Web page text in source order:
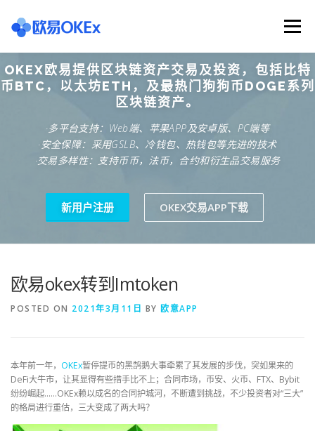
content
Menu
欧意交易所 关于欧意OKX 欧意APP下载
欧意注册网址 欧意交易下载 欧意团队
OKEX欧易提供区块链资产交易及投资，包括比特
币BTC，以太坊ETH，及最热门狗狗币DOGE系列
区块链资产。
·多平台支持：Web端、苹果APP及安卓版、PC端等
·安全保障：采用GSLB、冷钱包、热钱包等先进的技术
·交易多样性：支持币币，法币，合约和衍生品交易服务
新用户注册 OKEX交易APP下载
欧易okex转到Imtoken
POSTED ON 2021年3月11日 BY 欧意APP
本年前一年， OKEx暂停提币的黑鹄鹅大事牵累了其发展的步伐，突如果来的
DeFi大牛市，让其显得有些措手比不上；合同市场，币安、火币、FTX、Bybit
纷纷崛起……OKEx赖以成名的合同护城河，不断遭到挑战，不少投资者对“三大”
的格局进行重估，三大变成了两大吗？